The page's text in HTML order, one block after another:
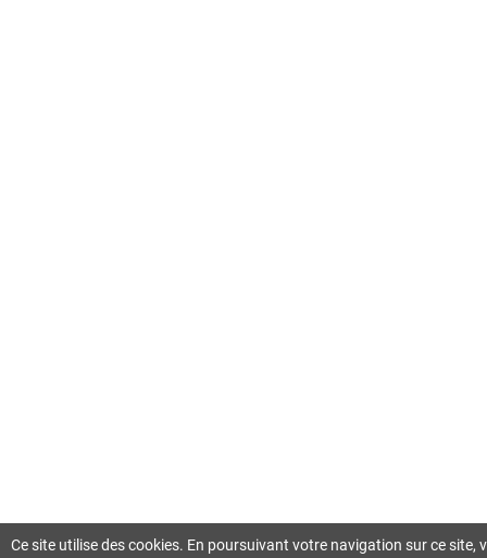
Ce site utilise des cookies. En poursuivant votre navigation sur ce